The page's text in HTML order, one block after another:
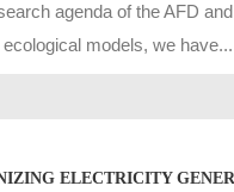
agenda of the AFD
models, we have...
ELECTRICITY